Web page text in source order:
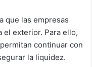
que las empresas
el exterior. Para ello,
continuar con
la liquidez.